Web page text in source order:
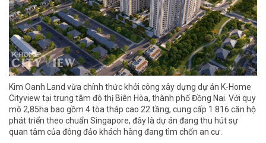
Kim Oanh Land vừa chính thức khởi công xây dựng dự án K-Home
Cityview tại trung tâm đô thị Biên Hòa, thành phố Đồng Nai. Với quy
mô 2,85ha bao gồm 4 tòa tháp cao 22 tầng, cung cấp 1.816 căn hộ
phát triển theo chuẩn Singapore, đây là dự án đang thu hút sự
quan tâm của đông đảo khách hàng đang tìm chốn an cư.